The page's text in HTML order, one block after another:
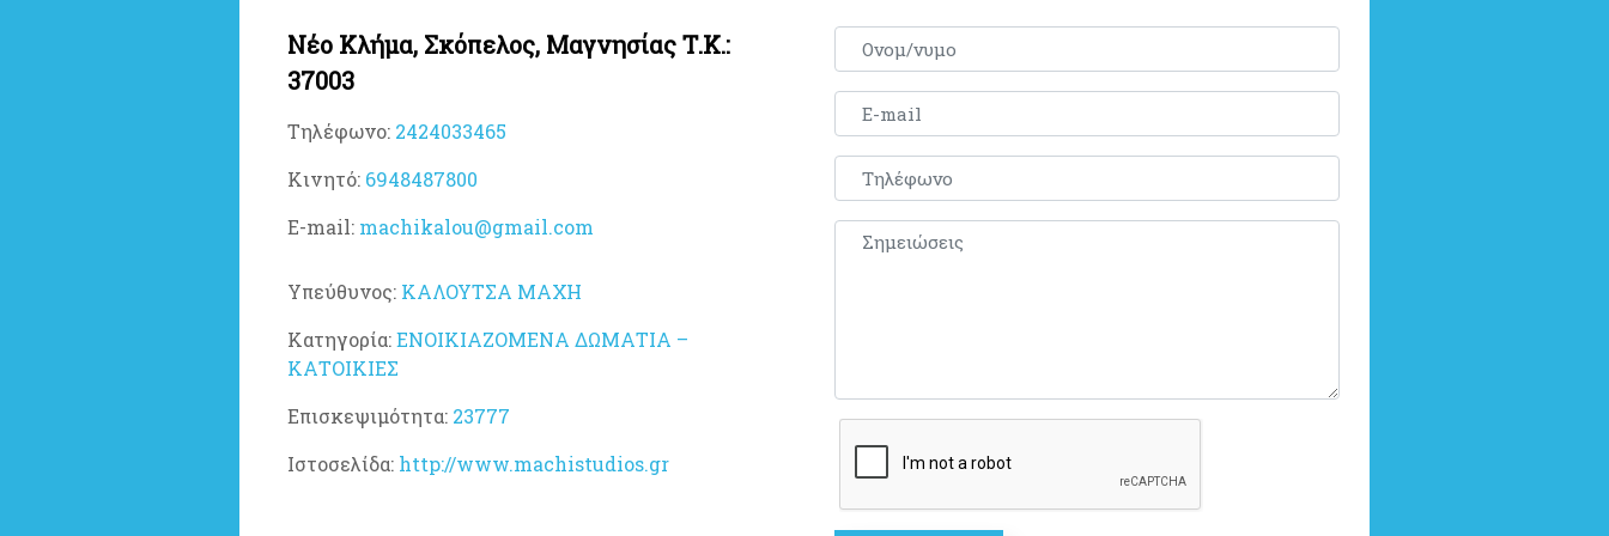
Νέο Κλήμα, Σκόπελος, ΜαγνησίαςΤ.Κ.:
37003
Τηλέφωνο: 2424033465
Κινητό: 6948487800
E-mail: machikalou@gmail.com
Υπεύθυνος: ΚΑΛΟΥΤΣΑ ΜΑΧΗ
Κατηγορία:ΕΝΟΙΚΙΑΖΟΜΕΝΑ ΔΩΜΑΤΙΑ –
ΚΑΤΟΙΚΙΕΣ
Επισκεψιμότητα: 23777
Ιστοσελίδα: http://www.machistudios.gr